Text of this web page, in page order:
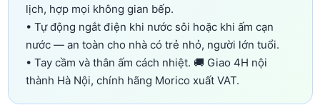
lịch, hợp mọi không gian bếp.
• Tự động ngắt điện khi nước sôi hoặc khi ấm cạn
nước — an toàn cho nhà có trẻ nhỏ, người lớn tuổi.
• Tay cầm và thân ấm cách nhiệt. 🚚 Giao 4H nội
thành Hà Nội, chính hãng Morico xuất VAT.